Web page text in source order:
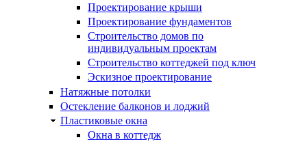
Проектирование крыши
Проектирование фундаментов
Строительство домов по
индивидуальным проектам
Строительство коттеджей под ключ
Эскизное проектирование
Натяжные потолки
Остекление балконов и лоджий
Пластиковые окна
Окна в коттедж